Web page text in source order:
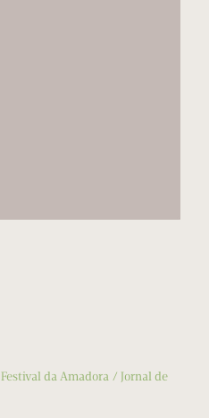
Festival da Amadora
Jornal de